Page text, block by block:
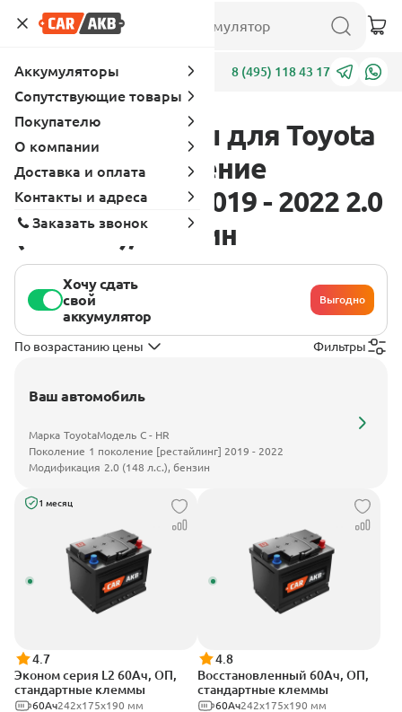
Адреса 8 (495) 118 43 17
Аккумуляторы для Toyota
C - HR 1 поколение
[рестайлинг] 2019 - 2022 2.0
(148 л.с.), бензин
Хочу сдать
свой
аккумулятор
Выгодно
По возрастанию цены Фильтры
Ваш автомобиль
Марка ToyotaМодель C - HR
Поколение 1 поколение [рестайлинг] 2019 - 2022
Модификация 2.0 (148 л.с.), бензин
1 месяц
4.7
Эконом серия L2 60Ач, ОП,
стандартные клеммы
242х175х190 мм
60Ач
4.8
Восстановленный 60Ач, ОП,
стандартные клеммы
242х175х190 мм
60Ач
Аккумуляторы
Сопутствующие товары
Покупателю
О компании
Доставка и оплата
Контакты и адреса
Заказать звонок